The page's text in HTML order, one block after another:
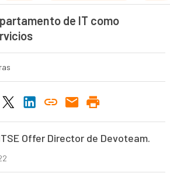
de IT como
Offer Director de Devoteam.